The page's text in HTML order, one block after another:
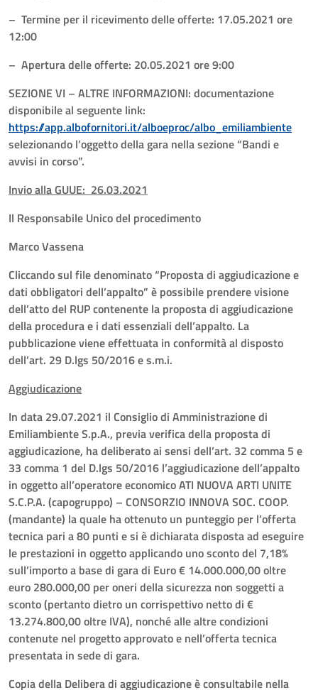
– Termine per il ricevimento delle offerte: 17.05.2021 ore
12:00
– Apertura delle offerte: 20.05.2021 ore 9:00
SEZIONE VI – ALTRE INFORMAZIONI: documentazione
disponibile al seguente link:
https://app.albofornitori.it/alboeproc/albo_emiliambiente
selezionando l’oggetto della gara nella sezione “Bandi e
avvisi in corso”.
Invio alla GUUE: 26.03.2021
Il Responsabile Unico del procedimento
Marco Vassena
Cliccando sul file denominato “Proposta di aggiudicazione e
dati obbligatori dell’appalto” è possibile prendere visione
dell’atto del RUP contenente la proposta di aggiudicazione
della procedura e i dati essenziali dell’appalto. La
pubblicazione viene effettuata in conformità al disposto
dell’art. 29 D.lgs 50/2016 e s.m.i.
Aggiudicazione
In data 29.07.2021 il Consiglio di Amministrazione di
Emiliambiente S.p.A., previa verifica della proposta di
aggiudicazione, ha deliberato ai sensi dell’art. 32 comma 5 e
33 comma 1 del D.lgs 50/2016 l’aggiudicazione dell’appalto
in oggetto all’operatore economico ATI NUOVA ARTI UNITE
S.C.P.A. (capogruppo) – CONSORZIO INNOVA SOC. COOP.
(mandante) la quale ha ottenuto un punteggio per l’offerta
tecnica pari a 80 punti e si è dichiarata disposta ad eseguire
le prestazioni in oggetto applicando uno sconto del 7,18%
sull’importo a base di gara di Euro € 14.000.000,00 oltre
euro 280.000,00 per oneri della sicurezza non soggetti a
sconto (pertanto dietro un corrispettivo netto di €
13.274.800,00 oltre IVA), nonché alle altre condizioni
contenute nel progetto approvato e nell’offerta tecnica
presentata in sede di gara.
Copia della Delibera di aggiudicazione è consultabile nella